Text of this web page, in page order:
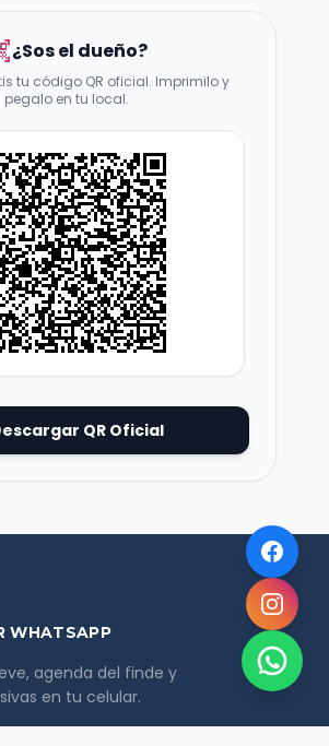
¿Sos el dueño?
tu código QR oficial. Imprimilo y
pegalo en tu local.
QR Oficial
WHATSAPP
agenda del finde y
en tu celular.